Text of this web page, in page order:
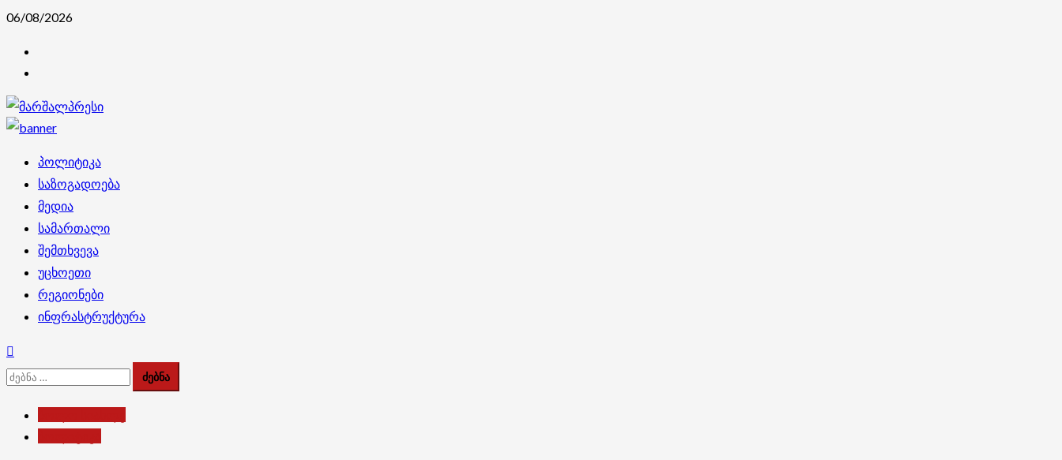
Skip
content
06/08/2026
Primary
Menu
პოლიტიკა
საზოგადოება
მედია
სამართალი
შემთხვევა
უცხოეთი
რეგიონები
ინფრასტრუქტურა
ძებნა: